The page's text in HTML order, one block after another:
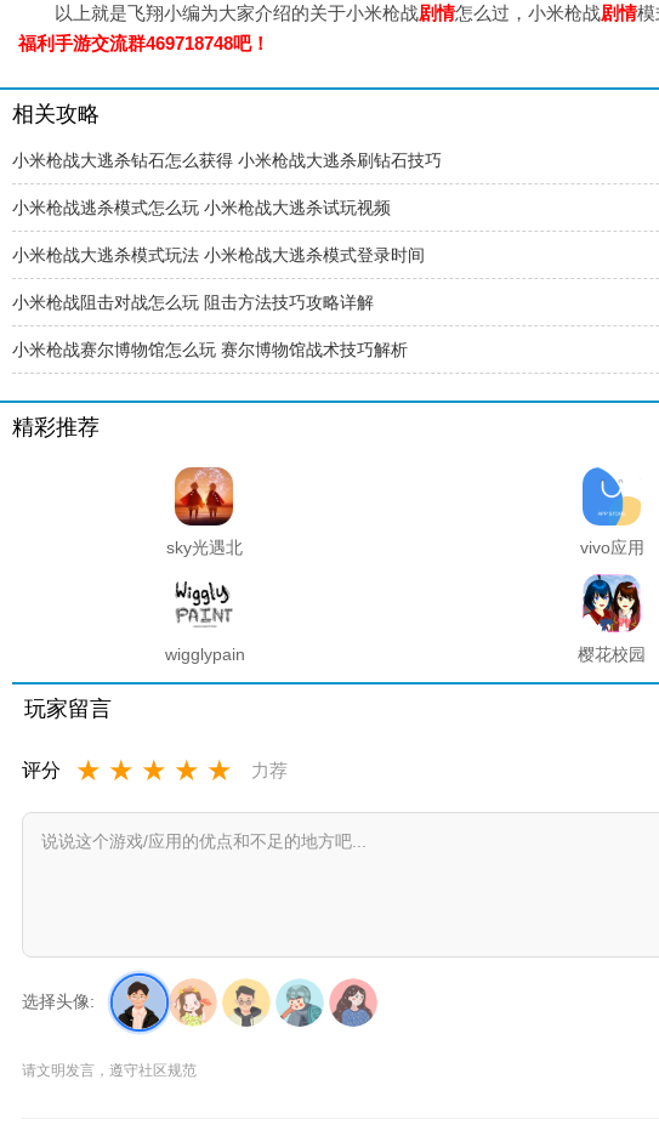
以上就是飞翔小编为大家介绍的关于小米枪战剧情怎么过，小米枪战剧情模
福利手游交流群469718748吧！
相关攻略
小米枪战大逃杀钻石怎么获得 小米枪战大逃杀刷钻石技巧
小米枪战逃杀模式怎么玩 小米枪战大逃杀试玩视频
小米枪战大逃杀模式玩法 小米枪战大逃杀模式登录时间
小米枪战阻击对战怎么玩 阻击方法技巧攻略详解
小米枪战赛尔博物馆怎么玩 赛尔博物馆战术技巧解析
精彩推荐
sky光遇北
解锁版
vivo应用
正版
wigglypaint
樱花校园
玩家留言
评分 ★ ★ ★ ★ ★ 力荐
选择头像:
请文明发言，遵守社区规范